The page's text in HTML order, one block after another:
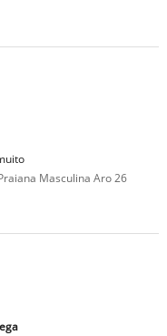
Masculina Aro 26